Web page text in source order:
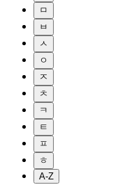
ㅁ
ㅂ
ㅅ
ㅇ
ㅈ
ㅊ
ㅋ
ㅌ
ㅍ
ㅎ
A-Z